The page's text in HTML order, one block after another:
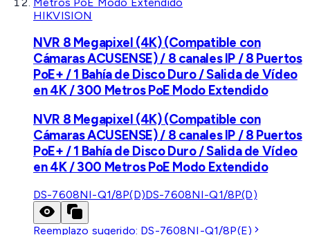
HIKVISION
NVR 8 Megapixel (4K) (Compatible con
Cámaras ACUSENSE) / 8 canales IP / 8 Puertos
PoE+ / 1 Bahía de Disco Duro / Salida de Vídeo
en 4K / 300 Metros PoE Modo Extendido
NVR 8 Megapixel (4K) (Compatible con
Cámaras ACUSENSE) / 8 canales IP / 8 Puertos
PoE+ / 1 Bahía de Disco Duro / Salida de Vídeo
en 4K / 300 Metros PoE Modo Extendido
DS-7608NI-Q1/8P(D)DS-7608NI-Q1/8P(D)
Reemplazo sugerido: DS-7608NI-Q1/8P(E)